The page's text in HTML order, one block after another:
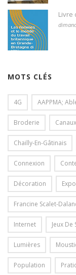
Livre
MOTS CLÉS
4G AAPPMA;
Broderie
Chailly-En-Gâtinais
Connexion
Décoration
Francine Scalet-
Internet Jeux De
Lumières
Population